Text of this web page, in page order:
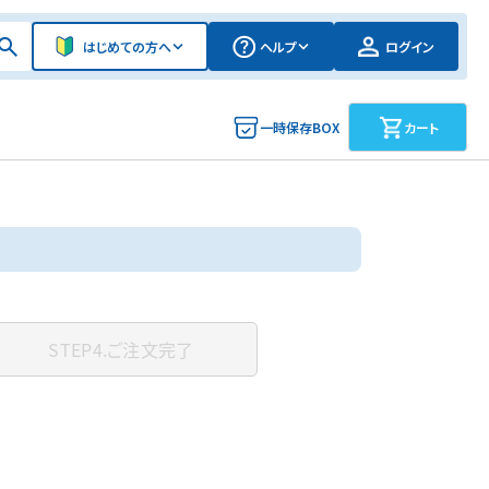
はじめての方へ ヘルプ ログイン
一時保存BOX カート
STEP4.ご注文完了